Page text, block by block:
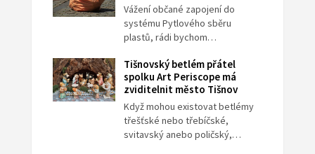
Vážení občané zapojení do
systému Pytlového sběru
plastů, rádi bychom…
Tišnovský betlém přátel
spolku Art Periscope má
zviditelnit město Tišnov
Když mohou existovat betlémy
třešťské nebo třebíčské,
svitavský anebo poličský,…